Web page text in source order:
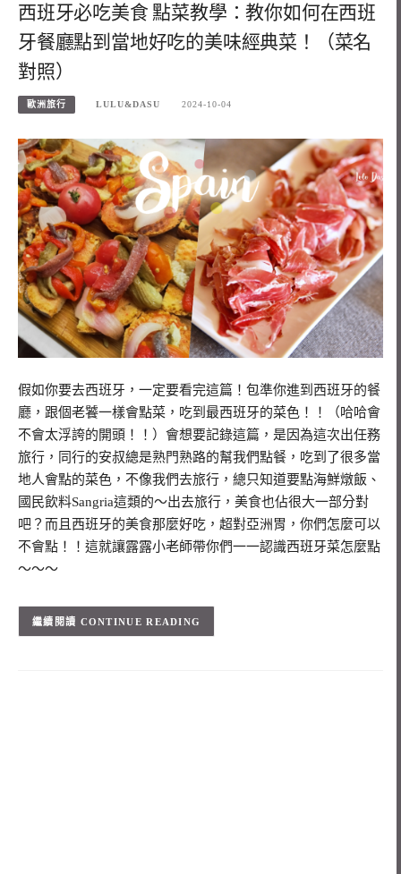
西班牙必吃美食 點菜教學：教你如何在西班
牙餐廳點到當地好吃的美味經典菜！（菜名
對照）
歐洲旅行 LULU&DASU 2024-10-04
假如你要去西班牙，一定要看完這篇！包準你進到西班牙的餐
廳，跟個老饕一樣會點菜，吃到最西班牙的菜色！！（哈哈會
不會太浮誇的開頭！！）會想要記錄這篇，是因為這次出任務
旅行，同行的安叔總是熟門熟路的幫我們點餐，吃到了很多當
地人會點的菜色，不像我們去旅行，總只知道要點海鮮燉飯、
國民飲料Sangria這類的～出去旅行，美食也佔很大一部分對
吧？而且西班牙的美食那麼好吃，超對亞洲胃，你們怎麼可以
不會點！！這就讓露露小老師帶你們一一認識西班牙菜怎麼點
～～～
CONTINUE READING